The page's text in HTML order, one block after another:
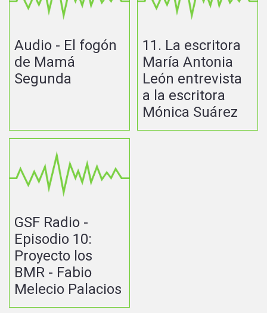
Audio - El fogón
de Mamá
Segunda
11. La escritora
María Antonia
León entrevista
a la escritora
Mónica Suárez
GSF Radio -
Episodio 10:
Proyecto los
BMR - Fabio
Melecio Palacios